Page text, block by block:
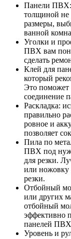
Панели ПВХ:
толщиной не
размеры,
ванной
Уголки и
ПВХ вам
сделать
Клей для
который
Это поможет
соединение
Раскладка:
правильно
ровное и
позволяет
Пила по
ПВХ под
для резки.
или ножовку
резки.
Отбойный
или других
отбойный
эффективно
панелей
Уровень и